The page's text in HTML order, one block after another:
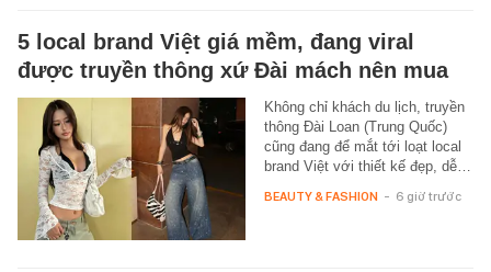
5 local brand Việt giá mềm, đang viral
được truyền thông xứ Đài mách nên mua
Không chỉ khách du lịch, truyền
thông Đài Loan (Trung Quốc)
cũng đang để mắt tới loạt local
brand Việt với thiết kế đẹp, dễ…
BEAUTY & FASHION - 6 giờ trước